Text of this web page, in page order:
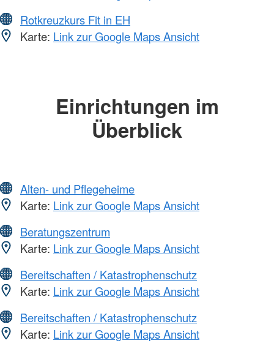
Rotkreuzkurs Fit in EH
Karte: Link zur Google Maps Ansicht
Einrichtungen im
Überblick
Alten- und Pflegeheime
Karte: Link zur Google Maps Ansicht
Beratungszentrum
Karte: Link zur Google Maps Ansicht
Bereitschaften / Katastrophenschutz
Karte: Link zur Google Maps Ansicht
Bereitschaften / Katastrophenschutz
Karte: Link zur Google Maps Ansicht